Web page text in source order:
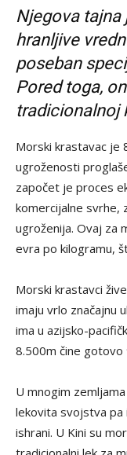
Njegova tajna
hranljive
poseban
Pored toga,
tradicionalnoj
Morski krastavac je
ugroženosti
započet je proces
komercijalne svrhe,
ugroženija. Ovaj za
evra po kilogramu,
Morski krastavci
imaju vrlo značajnu
ima u azijsko-
8.500m čine gotovo
U mnogim
lekovita svojstva pa
ishrani. U Kini su